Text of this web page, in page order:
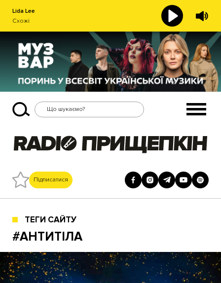
Lida Lee
Схожі
Підписатися
ТЕГИ САЙТУ
#АНТИТІЛА